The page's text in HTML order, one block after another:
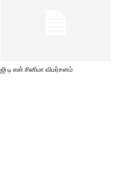
ஜி டி என் சினிமா விமர்சனம்